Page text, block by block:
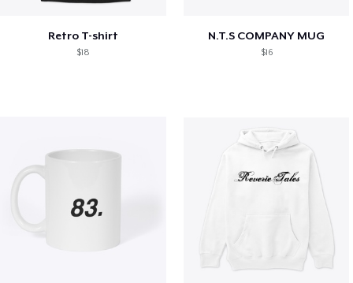
Retro T-shirt
$18
N.T.S COMPANY MUG
$16